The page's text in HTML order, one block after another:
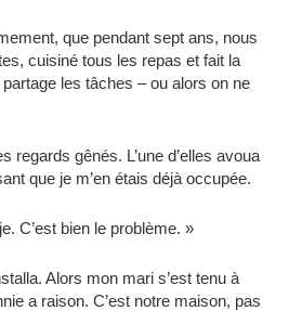
que pendant sept ans, nous
cuisiné tous les repas et fait la
partage les tâches – ou alors on ne
regards gênés. L’une d’elles avoua
que je m’en étais déjà occupée.
C’est bien le problème. »
Alors mon mari s’est tenu à
a raison. C’est notre maison, pas